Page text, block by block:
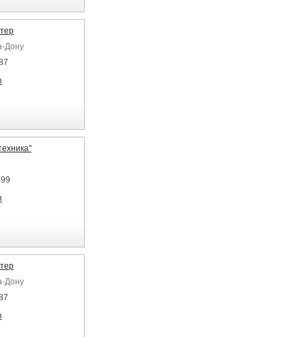
Дону
Дону